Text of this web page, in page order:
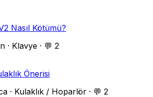
Nasıl Kötümü?
· Klavye · 💬 2
Önerisi
· Kulaklık / Hoparlör · 💬 2